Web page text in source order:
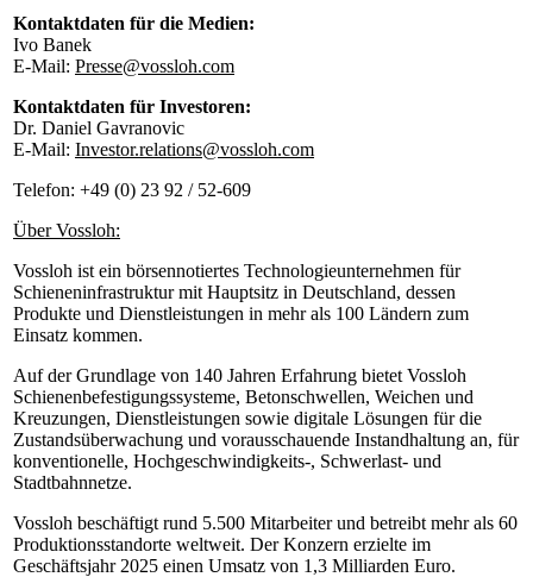
Kontaktdaten für die Medien:
Ivo Banek
E-Mail: Presse@vossloh.com
Kontaktdaten für Investoren:
Dr. Daniel Gavranovic
E-Mail: Investor.relations@vossloh.com
Telefon: +49 (0) 23 92 / 52-609
Über Vossloh:
Vossloh ist ein börsennotiertes Technologieunternehmen für
Schieneninfrastruktur mit Hauptsitz in Deutschland, dessen
Produkte und Dienstleistungen in mehr als 100 Ländern zum
Einsatz kommen.
Auf der Grundlage von 140 Jahren Erfahrung bietet Vossloh
Schienenbefestigungssysteme, Betonschwellen, Weichen und
Kreuzungen, Dienstleistungen sowie digitale Lösungen für die
Zustandsüberwachung und vorausschauende Instandhaltung an, für
konventionelle, Hochgeschwindigkeits-, Schwerlast- und
Stadtbahnnetze.
Vossloh beschäftigt rund 5.500 Mitarbeiter und betreibt mehr als 60
Produktionsstandorte weltweit. Der Konzern erzielte im
Geschäftsjahr 2025 einen Umsatz von 1,3 Milliarden Euro.